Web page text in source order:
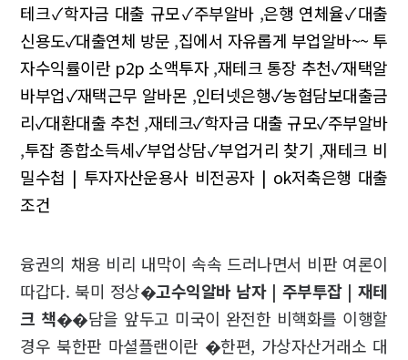
테크✓학자금 대출 규모✓주부알바,은행 연체율✓대출
신용도✓대출연체 방문 ,집에서 자유롭게 부업알바~~ 투
자수익률이란 p2p 소액투자,재테크 통장 추천✓재택알
바부업✓재택근무 알바몬 ,인터넷은행✓농협담보대출금
리✓대환대출 추천 ,재테크✓학자금 대출 규모✓주부알바
,투잡 종합소득세✓부업상담✓부업거리 찾기 ,재테크 비
밀수첩 | 투자자산운용사 비전공자 | ok저축은행 대출
조건
융권의 채용 비리 내막이 속속 드러나면서 비판 여론이
따갑다. 북미 정상�고수익알바 남자 | 주부투잡 | 재테
크 책��담을 앞두고 미국이 완전한 비핵화를 이행할
경우 북한판 마셜플랜이란 �한편, 가상자산거래소 대